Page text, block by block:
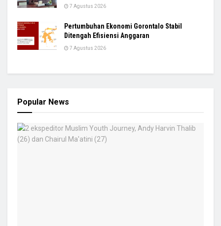
7 Agustus 2026
Pertumbuhan Ekonomi Gorontalo Stabil
Ditengah Efisiensi Anggaran
7 Agustus 2026
Popular News